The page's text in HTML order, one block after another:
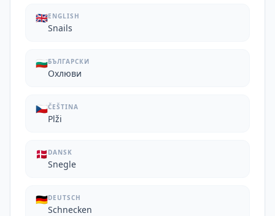
🇬🇧ENGLISH
Snails
🇧🇬БЪЛГАРСКИ
Охлюви
🇨🇿ČEŠTINA
Plži
🇩🇰 DANSK
Snegle
🇩🇪DEUTSCH
Schnecken